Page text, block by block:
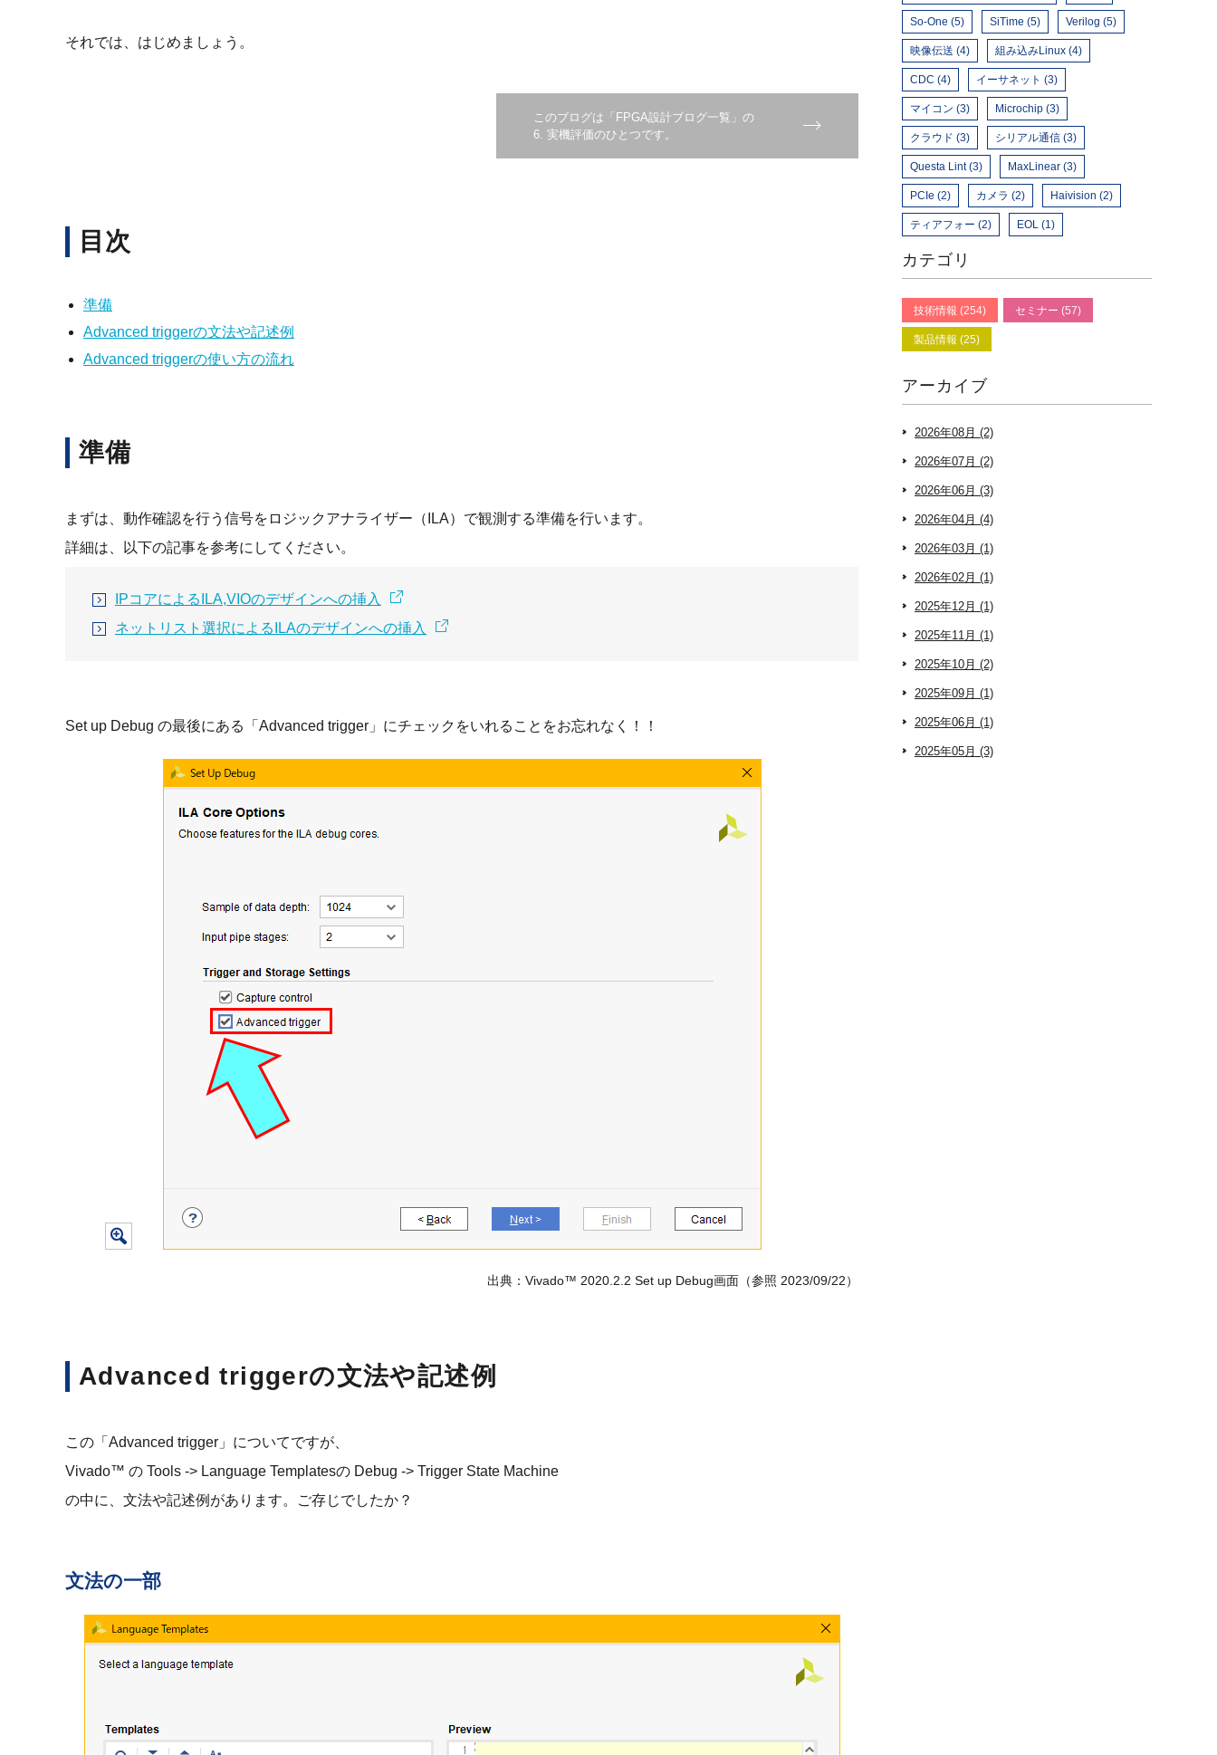
それでは、はじめましょう。
このブログは「FPGA設計ブログ一覧」の
6. 実機評価のひとつです。
目次
準備
Advanced triggerの文法や記述例
Advanced triggerの使い方の流れ
準備
まずは、動作確認を行う信号をロジックアナライザー（ILA）で観測する準備を行います。
詳細は、以下の記事を参考にしてください。
IPコアによるILA,VIOのデザインへの挿入
ネットリスト選択によるILAのデザインへの挿入
Set up Debug の最後にある「Advanced trigger」にチェックをいれることをお忘れなく！！
出典：Vivado™ 2020.2.2 Set up Debug画面（参照 2023/09/22）
Advanced triggerの文法や記述例
この「Advanced trigger」についてですが、
Vivado™ の Tools -> Language Templatesの Debug -> Trigger State Machine
の中に、文法や記述例があります。ご存じでしたか？
文法の一部
So-One (5) SiTime (5) Verilog (5)
映像伝送 (4) 組み込みLinux (4)
CDC (4) イーサネット (3)
マイコン (3) Microchip (3)
クラウド (3) シリアル通信 (3)
Questa Lint (3) MaxLinear (3)
PCIe (2) カメラ (2) Haivision (2)
ティアフォー (2) EOL (1)
カテゴリ
技術情報 (254) セミナー (57)
製品情報 (25)
アーカイブ
2026年08月 (2)
2026年07月 (2)
2026年06月 (3)
2026年04月 (4)
2026年03月 (1)
2026年02月 (1)
2025年12月 (1)
2025年11月 (1)
2025年10月 (2)
2025年09月 (1)
2025年06月 (1)
2025年05月 (3)